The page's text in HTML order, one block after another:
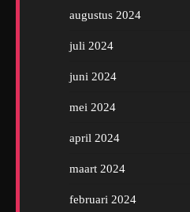
augustus 2024
juli 2024
juni 2024
mei 2024
april 2024
maart 2024
februari 2024